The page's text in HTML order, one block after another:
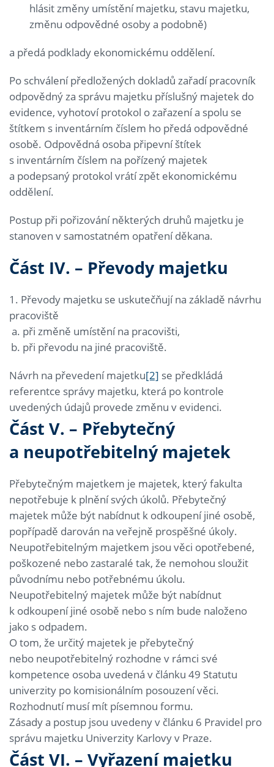
hlásit změny umístění majetku, stavu majetku,
změnu odpovědné osoby a podobně)
a předá podklady ekonomickému oddělení.
Po schválení předložených dokladů zařadí pracovník
odpovědný za správu majetku příslušný majetek do
evidence, vyhotoví protokol o zařazení a spolu se
štítkem s inventárním číslem ho předá odpovědné
osobě. Odpovědná osoba připevní štítek
s inventárním číslem na pořízený majetek
a podepsaný protokol vrátí zpět ekonomickému
oddělení.
Postup při pořizování některých druhů majetku je
stanoven v samostatném opatření děkana.
Část IV. – Převody majetku
1. Převody majetku se uskutečňují na základě návrhu
pracoviště
při změně umístění na pracovišti,
při převodu na jiné pracoviště.
Návrh na převedení majetku[2] se předkládá
referentce správy majetku, která po kontrole
uvedených údajů provede změnu v evidenci.
Část V. – Přebytečný
a neupotřebitelný majetek
Přebytečným majetkem je majetek, který fakulta
nepotřebuje k plnění svých úkolů. Přebytečný
majetek může být nabídnut k odkoupení jiné osobě,
popřípadě darován na veřejně prospěšné úkoly.
Neupotřebitelným majetkem jsou věci opotřebené,
poškozené nebo zastaralé tak, že nemohou sloužit
původnímu nebo potřebnému úkolu.
Neupotřebitelný majetek může být nabídnut
k odkoupení jiné osobě nebo s ním bude naloženo
jako s odpadem.
O tom, že určitý majetek je přebytečný
nebo neupotřebitelný rozhodne v rámci své
kompetence osoba uvedená v článku 49 Statutu
univerzity po komisionálním posouzení věci.
Rozhodnutí musí mít písemnou formu.
Zásady a postup jsou uvedeny v článku 6 Pravidel pro
správu majetku Univerzity Karlovy v Praze.
Část VI. – Vyřazení majetku